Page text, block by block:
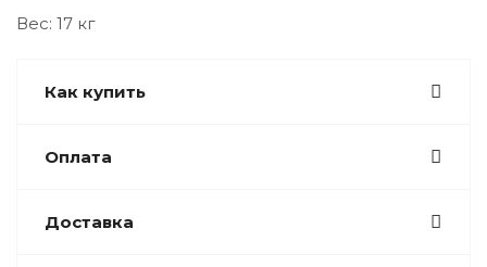
Вес: 17 кг
Как купить
Оплата
Доставка